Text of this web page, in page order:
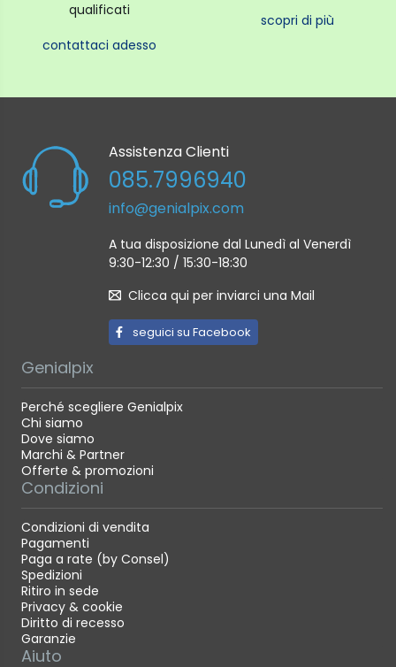
qualificati
contattaci adesso
scopri di più
Assistenza Clienti
085.7996940
info@genialpix.com
A tua disposizione dal Lunedì al Venerdì
9:30-12:30 / 15:30-18:30
Clicca qui per inviarci una Mail
seguici su Facebook
Genialpix
Perché scegliere Genialpix
Chi siamo
Dove siamo
Marchi & Partner
Offerte & promozioni
Condizioni
Condizioni di vendita
Pagamenti
Paga a rate (by Consel)
Spedizioni
Ritiro in sede
Privacy & cookie
Diritto di recesso
Garanzie
Aiuto